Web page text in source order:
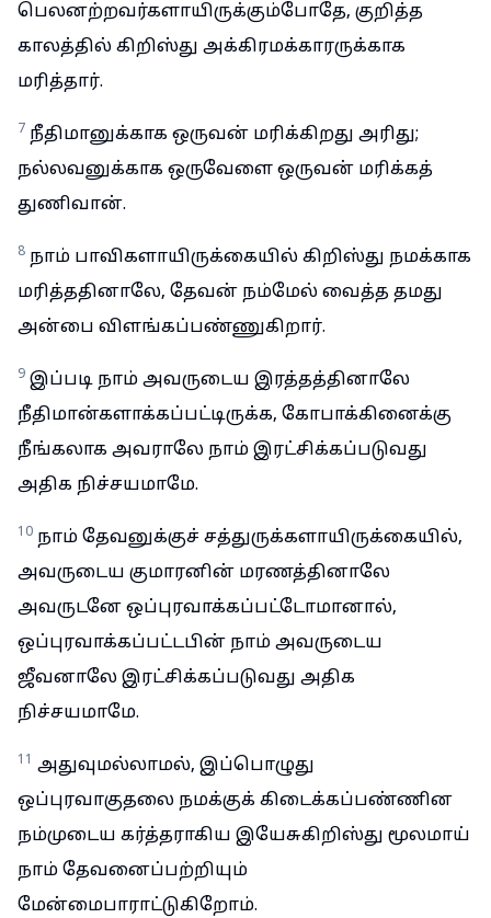
பெலனற்றவர்களாயிருக்கும்போதே, குறித்த
காலத்தில் கிறிஸ்து அக்கிரமக்காரருக்காக
மரித்தார்.
7 நீதிமானுக்காக ஒருவன் மரிக்கிறது அரிது;
நல்லவனுக்காக ஒருவேளை ஒருவன் மரிக்கத்
துணிவான்.
8 நாம் பாவிகளாயிருக்கையில் கிறிஸ்து நமக்காக
மரித்ததினாலே, தேவன் நம்மேல் வைத்த தமது
அன்பை விளங்கப்பண்ணுகிறார்.
9 இப்படி நாம் அவருடைய இரத்தத்தினாலே
நீதிமான்களாக்கப்பட்டிருக்க, கோபாக்கினைக்கு
நீங்கலாக அவராலே நாம் இரட்சிக்கப்படுவது
அதிக நிச்சயமாமே.
10 நாம் தேவனுக்குச் சத்துருக்களாயிருக்கையில்,
அவருடைய குமாரனின் மரணத்தினாலே
அவருடனே ஒப்புரவாக்கப்பட்டோமானால்,
ஒப்புரவாக்கப்பட்டபின் நாம் அவருடைய
ஜீவனாலே இரட்சிக்கப்படுவது அதிக
நிச்சயமாமே.
11 அதுவுமல்லாமல், இப்பொழுது
ஒப்புரவாகுதலை நமக்குக் கிடைக்கப்பண்ணின
நம்முடைய கர்த்தராகிய இயேசுகிறிஸ்து மூலமாய்
நாம் தேவனைப்பற்றியும்
மேன்மைபாராட்டுகிறோம்.